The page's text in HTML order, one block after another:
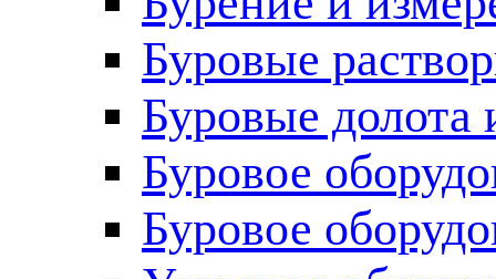
Буровые
Буровые долота
Буровое
Буровое